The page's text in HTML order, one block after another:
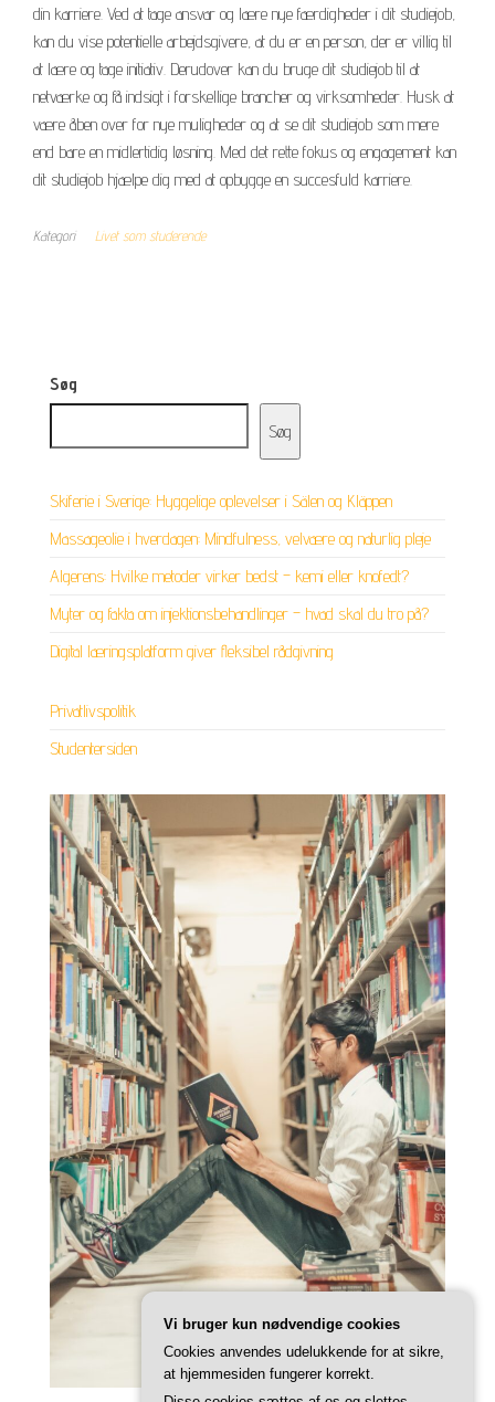
din karriere. Ved at tage ansvar og lære nye færdigheder i dit studiejob,
kan du vise potentielle arbejdsgivere, at du er en person, der er villig til
at lære og tage initiativ. Derudover kan du bruge dit studiejob til at
netværke og få indsigt i forskellige brancher og virksomheder. Husk at
være åben over for nye muligheder og at se dit studiejob som mere
end bare en midlertidig løsning. Med det rette fokus og engagement kan
dit studiejob hjælpe dig med at opbygge en succesfuld karriere.
Kategori Livet som studerende
Søg
Søg
Skiferie i Sverige: Hyggelige oplevelser i Sälen og Kläppen
Massageolie i hverdagen: Mindfulness, velvære og naturlig pleje
Algerens: Hvilke metoder virker bedst – kemi eller knofedt?
Myter og fakta om injektionsbehandlinger – hvad skal du tro på?
Digital læringsplatform giver fleksibel rådgivning
Privatlivspolitik
Studentersiden
Vi bruger kun nødvendige cookies
Cookies anvendes udelukkende for at sikre,
at hjemmesiden fungerer korrekt.